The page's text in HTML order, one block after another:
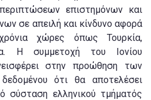
επιστημόνων και
σε απειλή και κίνδυνο αφορά
χώρες όπως Τουρκία,
Η συμμετοχή του Ιονίου
στην προώθηση των
ότι θα αποτελέσει
σύσταση ελληνικού τμήματός